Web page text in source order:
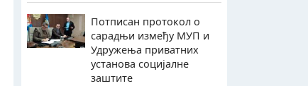
Потписан протокол о
сарадњи између МУП и
Удружења приватних
установа социјалне
заштите